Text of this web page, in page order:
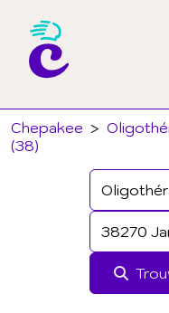
Chepakee >
(38)
Email
Mot de
J'ai